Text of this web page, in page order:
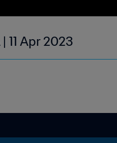
11 Apr 2023